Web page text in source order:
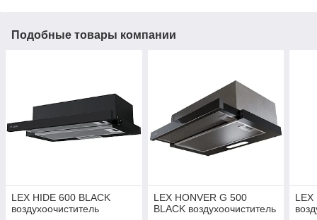
Подобные товары компании
LEX HIDE 600 BLACK
воздухоочиститель
LEX HONVER G 500
BLACK воздухоочиститель
LEX